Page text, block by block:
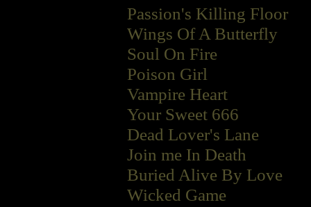
Passion's Killing Floor
Wings Of A Butterfly
Soul On Fire
Poison Girl
Vampire Heart
Your Sweet 666
Dead Lover's Lane
Join me In Death
Buried Alive By Love
Wicked Game